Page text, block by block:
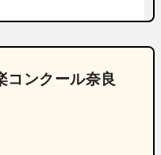
ンクール奈良